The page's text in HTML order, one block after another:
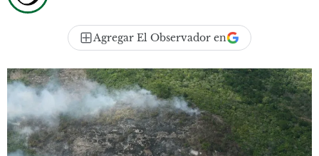
Agregar El Observador en